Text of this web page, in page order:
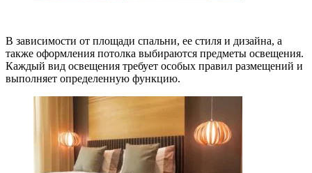
В зависимости от площади спальни, ее стиля и дизайна, а
также оформления потолка выбираются предметы освещения.
Каждый вид освещения требует особых правил размещений и
выполняет определенную функцию.